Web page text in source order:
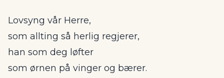
Lovsyng vår Herre,
som allting så herlig regjerer,
han som deg løfter
som ørnen på vinger og bærer.